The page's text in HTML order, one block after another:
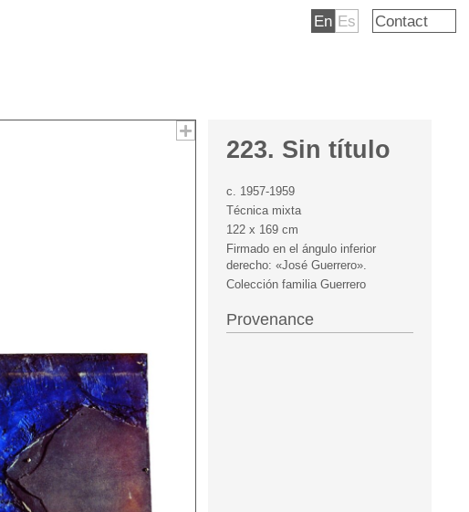
En Es Contact
223. Sin título
c. 1957-1959
Técnica mixta
122 x 169 cm
Firmado en el ángulo inferior
derecho: «José Guerrero».
Colección familia Guerrero
Provenance